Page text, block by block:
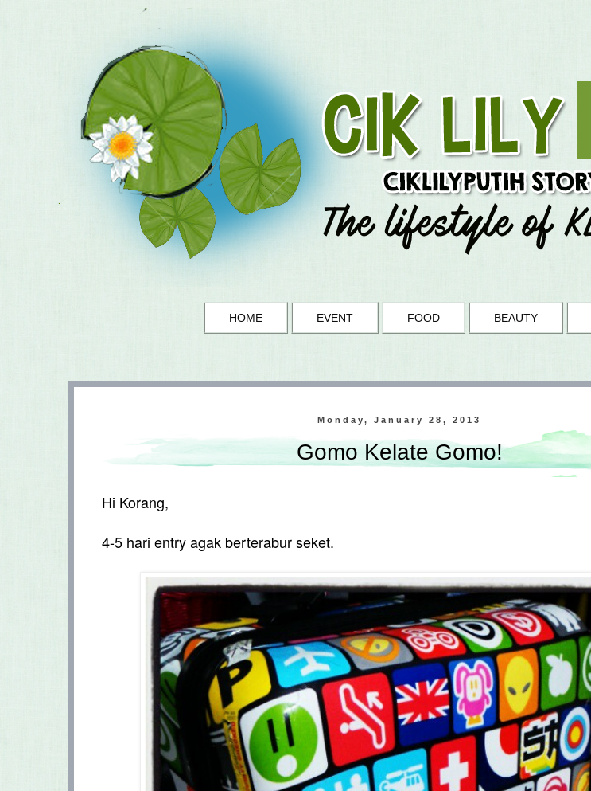
HOME EVENT FOOD BEAUTY
Monday, January 28, 2013
Gomo Kelate Gomo!
Hi Korang,
4-5 hari entry agak berterabur seket.